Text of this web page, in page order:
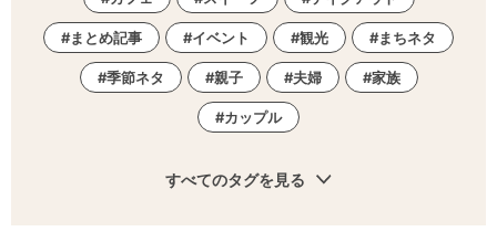
まとめ記事 イベント 観光 まちネタ
季節ネタ 親子 夫婦 家族
カップル
すべてのタグを見る